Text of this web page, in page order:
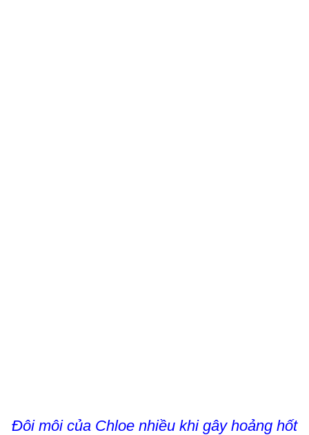
Đôi môi của Chloe nhiều khi gây hoảng hốt